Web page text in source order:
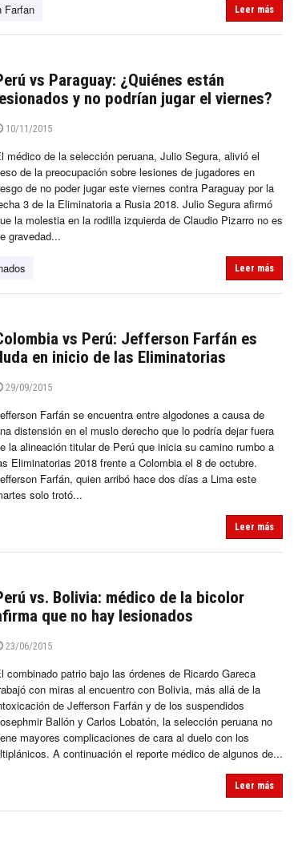
Farfan Leer más
vs Paraguay: ¿Quiénes están
y no podrían jugar el viernes?
10/11/2015
médico de la selección peruana, Julio Segura, alivió el
de la preocupación sobre lesiones de jugadores en
de no poder jugar este viernes contra Paraguay por la
3 de la Eliminatoria a Rusia 2018. Julio Segura afirmó
la molestia en la rodilla izquierda de Claudio Pizarro no es
gravedad...
Leer más
vs Perú: Jefferson Farfán es
en inicio de las Eliminatorias
29/09/2015
Farfán se encuentra entre algodones a causa de
distensión en el muslo derecho que lo podría dejar fuera
la alineación titular de Perú que inicia su camino rumbo a
Eliminatorias 2018 frente a Colombia el 8 de octubre.
Farfán, quien arribó hace dos días a Lima este
solo trotó...
Leer más
vs. Bolivia: médico de la bicolor
que no hay lesionados
23/06/2015
combinado patrio bajo las órdenes de Ricardo Gareca
con miras al encuentro con Bolivia, más allá de la
de Jefferson Farfán y de los suspendidos
Ballón y Carlos Lobatón, la selección peruana no
mayores complicaciones de cara al duelo con los
A continuación el reporte médico de algunos de...
Leer más